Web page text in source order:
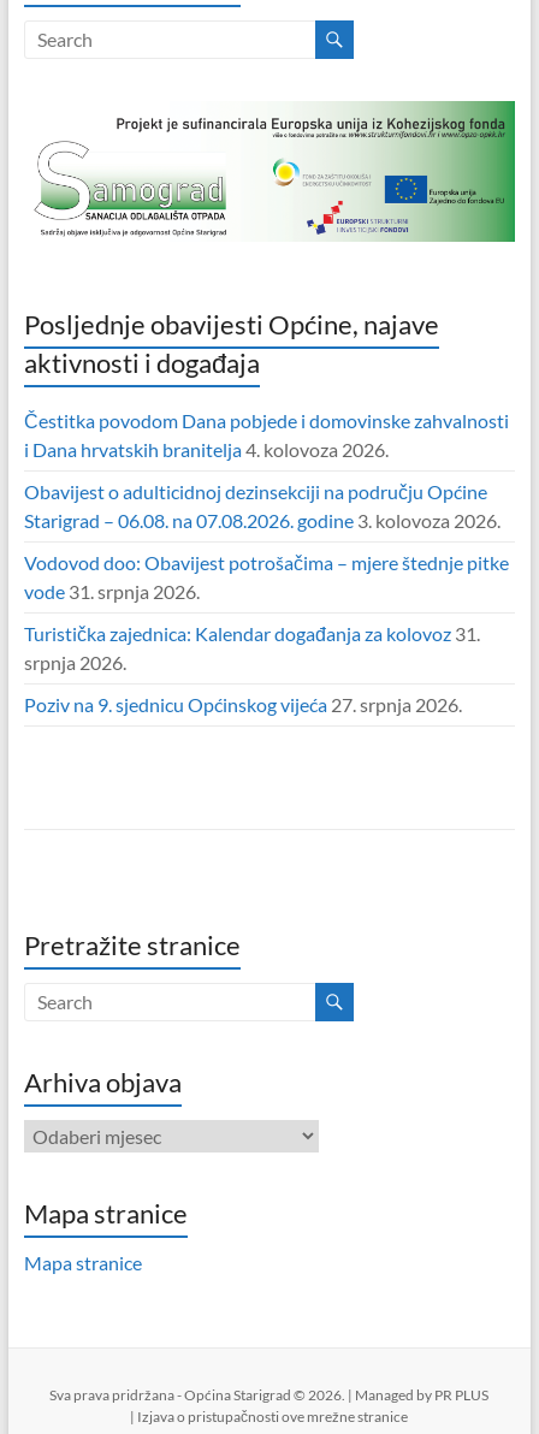
Posljednje obavijesti Općine, najave
aktivnosti i događaja
Čestitka povodom Dana pobjede i domovinske zahvalnosti
i Dana hrvatskih branitelja4. kolovoza 2026.
Obavijest o adulticidnoj dezinsekciji na području Općine
Starigrad – 06.08. na 07.08.2026. godine 3. kolovoza 2026.
Vodovod doo: Obavijest potrošačima – mjere štednje pitke
vode 31. srpnja 2026.
Turistička zajednica: Kalendar događanja za kolovoz 31.
srpnja 2026.
Poziv na 9. sjednicu Općinskog vijeća 27. srpnja 2026.
Pretražite stranice
Arhiva objava
Arhiva
objava
Mapa stranice
Mapa stranice
Sva prava pridržana - Općina Starigrad © 2026. | Managed by PR PLUS
| Izjava o pristupačnosti ove mrežne stranice